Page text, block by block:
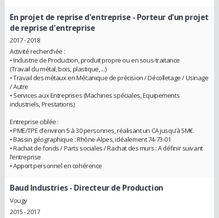
En projet de reprise d'entreprise - Porteur d'un projet
de reprise d'entreprise
2017 - 2018
Activité recherchée :
• Industrie de Production, produit propre ou en sous-traitance
(Travail du métal, bois, plastique, ...)
• Travail des métaux en Mécanique de précision / Décolletage / Usinage
/ Autre
• Services aux Entreprises (Machines spéciales, Equipements
industriels, Prestations)
Entreprise ciblée :
• PME/TPE d’environ 5 à 30 personnes, réalisant un CA jusqu’à 5M€.
• Bassin géographique : Rhône-Alpes, idéalement 74-73-01
• Rachat de fonds / Parts sociales / Rachat des murs : A définir suivant
l’entreprise
• Apport personnel en cohérence
Baud Industries- Directeur de Production
Vougy
2015 - 2017